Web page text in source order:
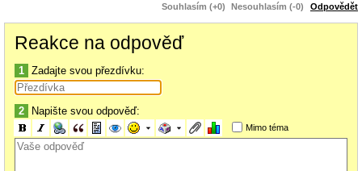
Souhlasím (+0) Nesouhlasím (-0) Odpovědět
Reakce na odpověď
1 Zadajte svou přezdívku:
2 Napište svou odpověď:
Mimo téma